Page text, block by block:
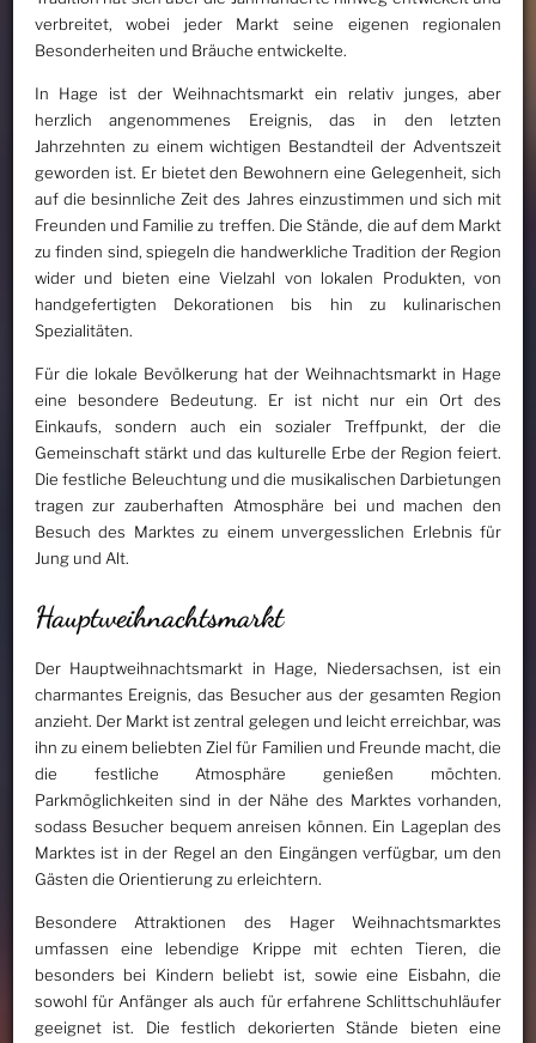
verbreitet, wobei jeder Markt seine eigenen regionalen
Besonderheiten und Bräuche entwickelte.
In Hage ist der Weihnachtsmarkt ein relativ junges, aber
herzlich angenommenes Ereignis, das in den letzten
Jahrzehnten zu einem wichtigen Bestandteil der Adventszeit
geworden ist. Er bietet den Bewohnern eine Gelegenheit, sich
auf die besinnliche Zeit des Jahres einzustimmen und sich mit
Freunden und Familie zu treffen. Die Stände, die auf dem Markt
zu finden sind, spiegeln die handwerkliche Tradition der Region
wider und bieten eine Vielzahl von lokalen Produkten, von
handgefertigten Dekorationen bis hin zu kulinarischen
Spezialitäten.
Für die lokale Bevölkerung hat der Weihnachtsmarkt in Hage
eine besondere Bedeutung. Er ist nicht nur ein Ort des
Einkaufs, sondern auch ein sozialer Treffpunkt, der die
Gemeinschaft stärkt und das kulturelle Erbe der Region feiert.
Die festliche Beleuchtung und die musikalischen Darbietungen
tragen zur zauberhaften Atmosphäre bei und machen den
Besuch des Marktes zu einem unvergesslichen Erlebnis für
Jung und Alt.
Hauptweihnachtsmarkt
Der Hauptweihnachtsmarkt in Hage, Niedersachsen, ist ein
charmantes Ereignis, das Besucher aus der gesamten Region
anzieht. Der Markt ist zentral gelegen und leicht erreichbar, was
ihn zu einem beliebten Ziel für Familien und Freunde macht, die
die festliche Atmosphäre genießen möchten.
Parkmöglichkeiten sind in der Nähe des Marktes vorhanden,
sodass Besucher bequem anreisen können. Ein Lageplan des
Marktes ist in der Regel an den Eingängen verfügbar, um den
Gästen die Orientierung zu erleichtern.
Besondere Attraktionen des Hager Weihnachtsmarktes
umfassen eine lebendige Krippe mit echten Tieren, die
besonders bei Kindern beliebt ist, sowie eine Eisbahn, die
sowohl für Anfänger als auch für erfahrene Schlittschuhläufer
geeignet ist. Die festlich dekorierten Stände bieten eine